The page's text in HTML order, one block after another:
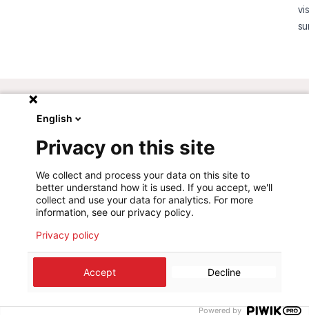
Nous
suivre
Threads
Instagram
YouTube
contacter :
68, rue de Gasperich
L-1617 Luxembourg
Tél.: +352 33 25 15
English
Privacy on this site
We collect and process your data on this site to
better understand how it is used. If you accept, we'll
collect and use your data for analytics. For more
information, see our privacy policy.
Privacy policy
Accept Decline
Powered by